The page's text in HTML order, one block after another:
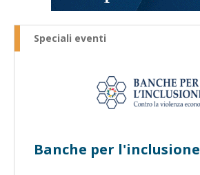
Speciali eventi
Banche per l'inclusione